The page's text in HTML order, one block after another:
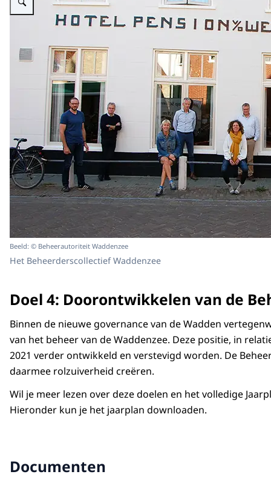
Beeld: © Beheerautoriteit Waddenzee
Het Beheerderscollectief Waddenzee
Doel 4: Doorontwikkelen van de
Binnen de nieuwe governance van de Wadden
van het beheer van de Waddenzee. Deze positie, in
2021 verder ontwikkeld en verstevigd worden. De
daarmee rolzuiverheid creëren.
Wil je meer lezen over deze doelen en het volledige
Hieronder kun je het jaarplan downloaden.
Documenten